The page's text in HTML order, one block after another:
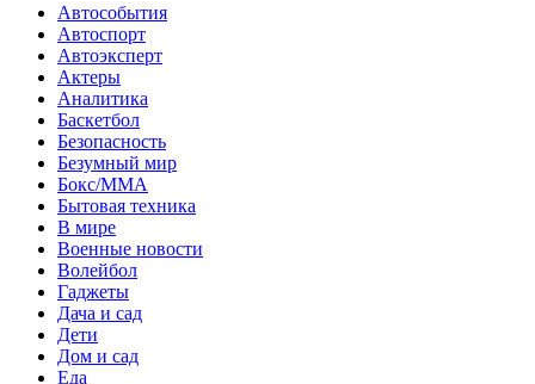
Автособытия
Автоспорт
Автоэксперт
Актеры
Аналитика
Баскетбол
Безопасность
Безумный мир
Бокс/MMA
Бытовая техника
В мире
Военные новости
Волейбол
Гаджеты
Дача и сад
Дети
Дом и сад
Еда